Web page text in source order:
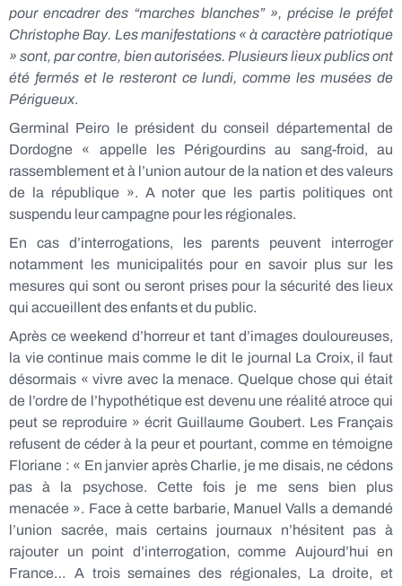
pour encadrer des “marches blanches” », précise le préfet
Christophe Bay. Les manifestations « à caractère patriotique
» sont, par contre, bien autorisées. Plusieurs lieux publics ont
été fermés et le resteront ce lundi, comme les musées de
Périgueux.
Germinal Peiro le président du conseil départemental de
Dordogne « appelle les Périgourdins au sang-froid, au
rassemblement et à l’union autour de la nation et des valeurs
de la république ». A noter que les partis politiques ont
suspendu leur campagne pour les régionales.
En cas d’interrogations, les parents peuvent interroger
notamment les municipalités pour en savoir plus sur les
mesures qui sont ou seront prises pour la sécurité des lieux
qui accueillent des enfants et du public.
Après ce weekend d’horreur et tant d’images douloureuses,
la vie continue mais comme le dit le journal La Croix, il faut
désormais « vivre avec la menace. Quelque chose qui était
de l’ordre de l’hypothétique est devenu une réalité atroce qui
peut se reproduire » écrit Guillaume Goubert. Les Français
refusent de céder à la peur et pourtant, comme en témoigne
Floriane : « En janvier après Charlie, je me disais, ne cédons
pas à la psychose. Cette fois je me sens bien plus
menacée ». Face à cette barbarie, Manuel Valls a demandé
l’union sacrée, mais certains journaux n’hésitent pas à
rajouter un point d’interrogation, comme Aujourd’hui en
France… A trois semaines des régionales, La droite, et